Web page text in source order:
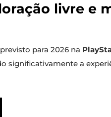
livre e
para 2026 na
significativamente a